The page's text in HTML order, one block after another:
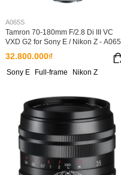
A065S
Tamron 70-180mm F/2.8 Di III VC
VXD G2 for Sony E / Nikon Z - A065
32.800.000₫
Sony E Full-frame Nikon Z